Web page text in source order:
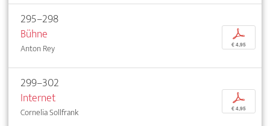
295–298
Bühne
Anton Rey
p
€ 4,95
299–302
Internet
Cornelia Sollfrank
p
€ 4,95